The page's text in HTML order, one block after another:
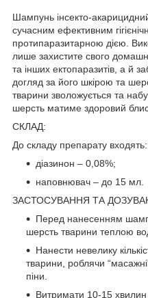
Шампунь інсекто-
сучасним ефективним
протипаразитарною дією.
лише захистите свого
та інших ектопаразитів, а й
догляд за його шкірою та
тварини зволожується та
шерсть матиме здоровий
СКЛАД:
До складу препарату входять:
діазинон – 0,08%;
наповнювач – до 15 мл.
ЗАСТОСУВАННЯ ТА
Перед нанесенням
шерсть тварини теплою
Нанести невелику
тварини, роблячи
піни.
Витримати 10-15